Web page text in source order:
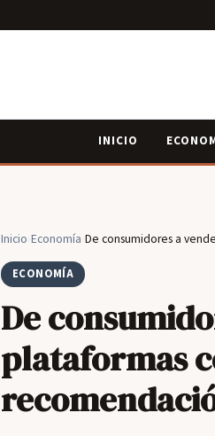
INICIO
Inicio Economía De consumidores a
ECONOMÍA
De
plataformas